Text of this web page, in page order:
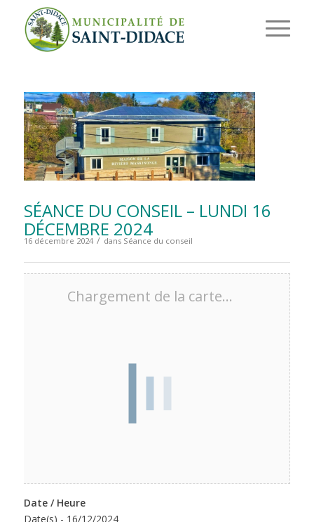
SÉANCE DU CONSEIL – LUNDI 16
DÉCEMBRE 2024
16 décembre 2024 / dans Séance du conseil
Chargement de la carte…
Date / Heure
Date(s) - 16/12/2024